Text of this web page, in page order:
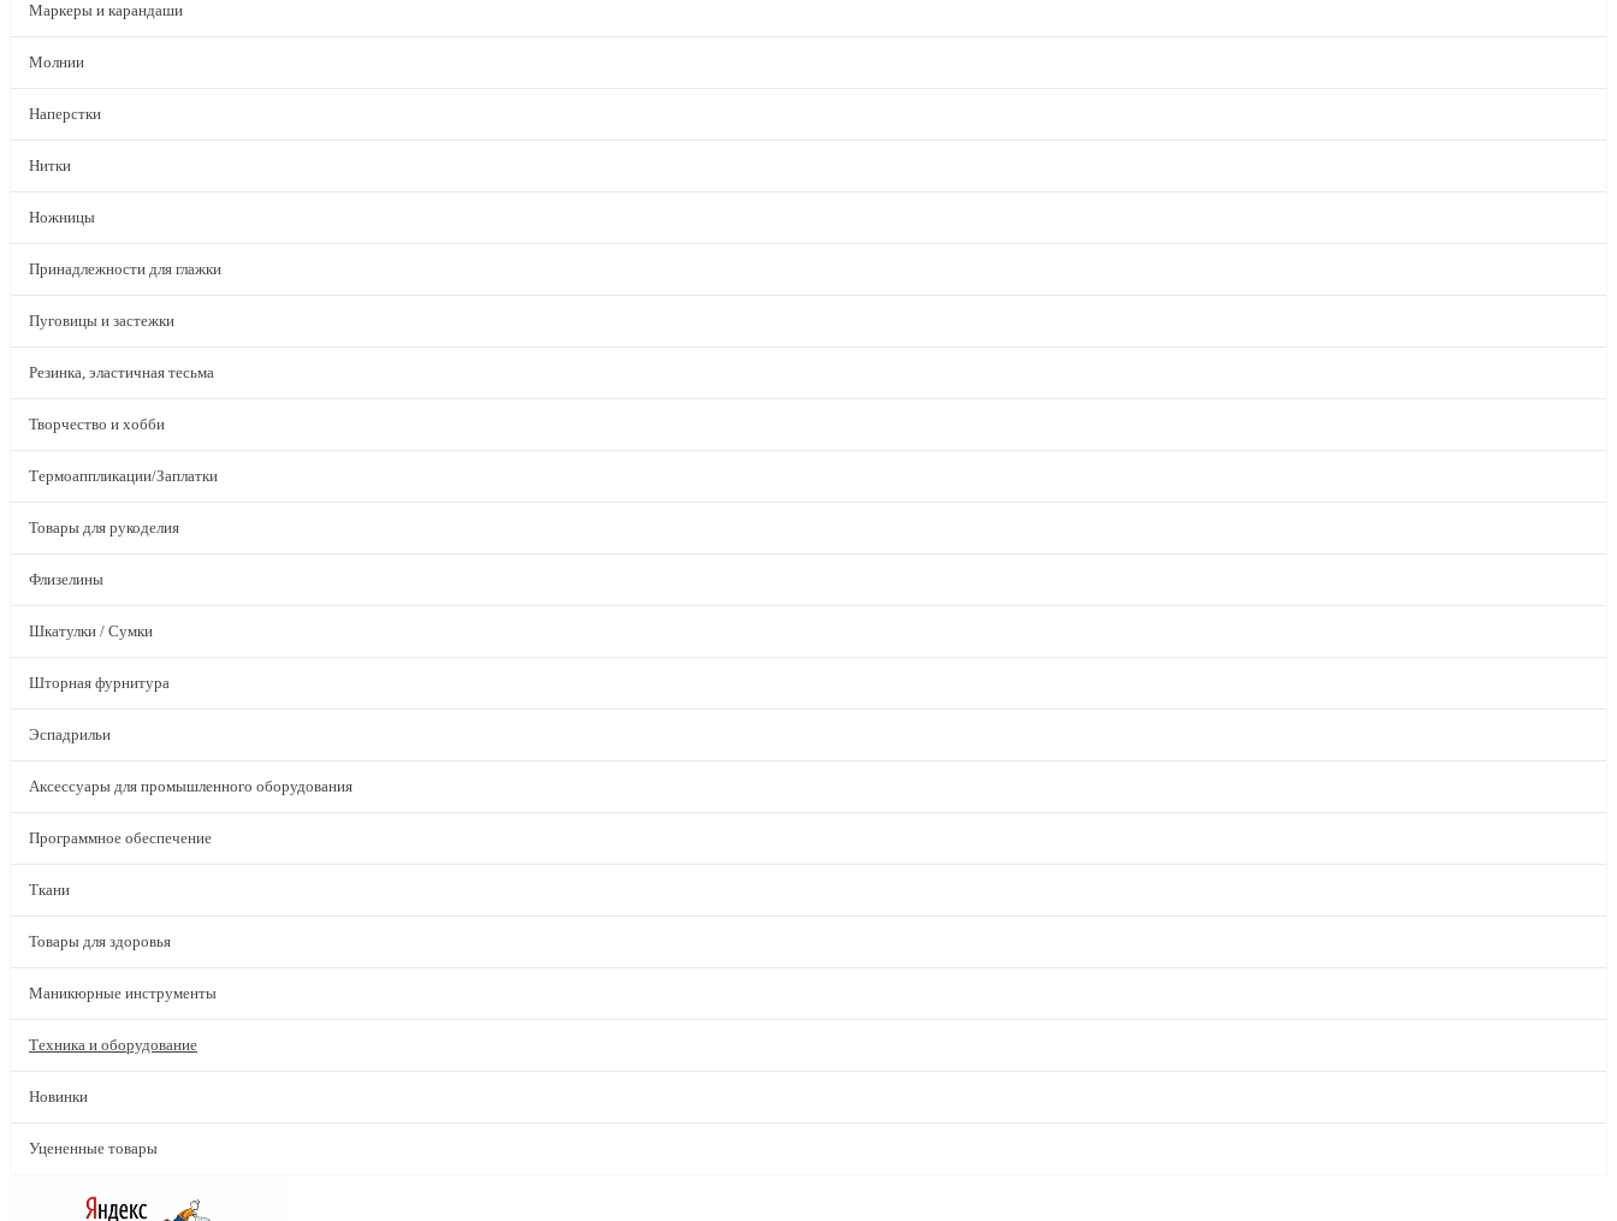
Маркеры и карандаши
Молнии
Наперстки
Нитки
Ножницы
Принадлежности для глажки
Пуговицы и застежки
Резинка, эластичная тесьма
Творчество и хобби
Термоаппликации/Заплатки
Товары для рукоделия
Флизелины
Шкатулки / Сумки
Шторная фурнитура
Эспадрильи
Аксессуары для промышленного оборудования
Программное обеспечение
Ткани
Товары для здоровья
Маникюрные инструменты
Техника и оборудование
Новинки
Уцененные товары